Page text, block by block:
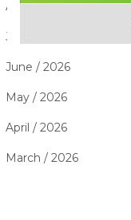
August / 2026
July / 2026
June / 2026
May / 2026
April / 2026
March / 2026